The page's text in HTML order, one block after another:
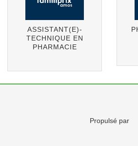
ASSISTANT(E)-
TECHNIQUE EN
PHARMACIE
Propulsé par